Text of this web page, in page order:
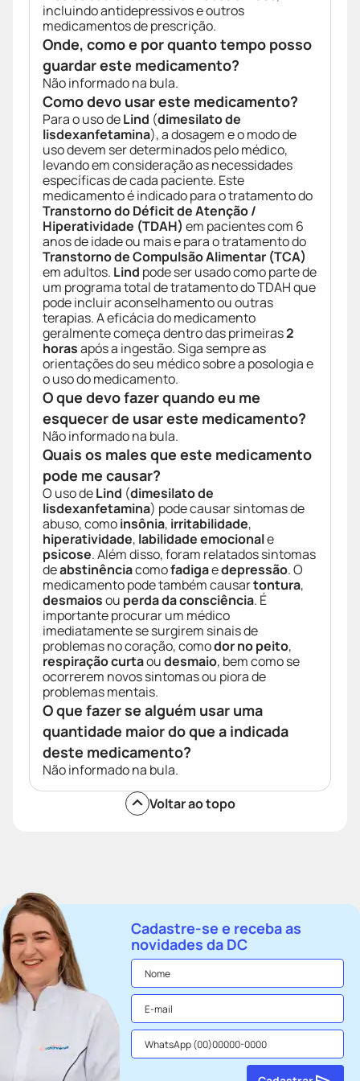
incluindo antidepressivos e outros
medicamentos de prescrição.
Onde, como e por quanto tempo posso
guardar este medicamento?
Não informado na bula.
Como devo usar este medicamento?
Para o uso deLind (dimesilato de
lisdexanfetamina), a dosagem e o modo de
uso devem ser determinados pelo médico,
levando em consideração as necessidades
específicas de cada paciente. Este
medicamento é indicado para o tratamento do
Transtorno do Déficit de Atenção /
Hiperatividade (TDAH) em pacientes com 6
anos de idade ou mais e para o tratamento do
Transtorno de Compulsão Alimentar (TCA)
em adultos. Lind pode ser usado como parte de
um programa total de tratamento do TDAH que
pode incluir aconselhamento ou outras
terapias. A eficácia do medicamento
geralmente começa dentro das primeiras2
horasapós a ingestão. Siga sempre as
orientações do seu médico sobre a posologia e
o uso do medicamento.
O que devo fazer quando eu me
esquecer de usar este medicamento?
Não informado na bula.
Quais os males que este medicamento
pode me causar?
O uso deLind (dimesilato de
lisdexanfetamina) pode causar sintomas de
abuso, comoinsônia, irritabilidade,
hiperatividade, labilidade emocionale
psicose. Além disso, foram relatados sintomas
deabstinênciacomofadigaedepressão. O
medicamento pode também causartontura,
desmaiosou perda da consciência. É
importante procurar um médico
imediatamente se surgirem sinais de
problemas no coração, comodor no peito,
respiração curtaoudesmaio, bem como se
ocorrerem novos sintomas ou piora de
problemas mentais.
O que fazer se alguém usar uma
quantidade maior do que a indicada
deste medicamento?
Não informado na bula.
Voltar ao topo
Cadastre-se e receba as
novidades da DC